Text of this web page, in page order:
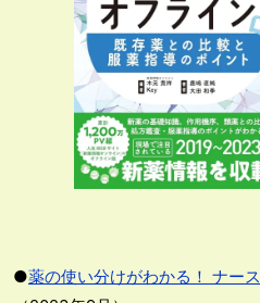
●薬の使い分けがわかる！ ナー